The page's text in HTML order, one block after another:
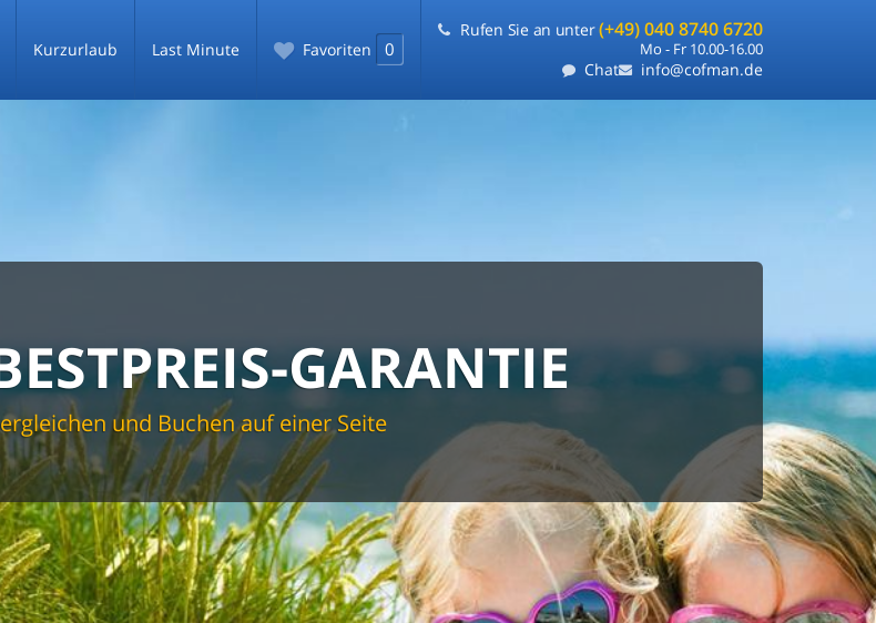
Kurzurlaub Last Minute Favoriten 0
Rufen Sie an unter(+49) 040 8740 6720
Mo - Fr 10.00-16.00
Chat info@cofman.de
IN
MIETEN
Ferienhäuser in Ötztal im Angebot
GARANTIE
und Buchen auf einer Seite
UND FLEXIBLE
Sie online oder kontaktieren Sie uns